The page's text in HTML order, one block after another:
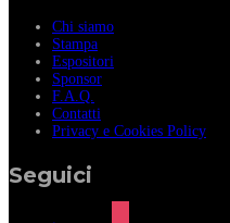
Chi siamo
Stampa
Espositori
Sponsor
F.A.Q.
Contatti
Privacy e Cookies Policy
Seguici